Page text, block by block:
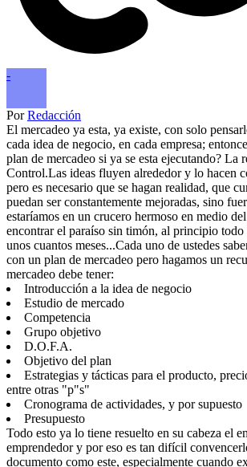
-
PorRedacción
El mercadeo ya esta, ya existe, con solo
cada idea de negocio, en cada empresa;
plan de mercadeo si ya se esta ejecutando? La
Control.Las ideas fluyen alrededor y lo hacen
pero es necesario que se hagan realidad, que
puedan ser constantemente mejoradas, sino
estaríamos en un crucero hermoso en medio
encontrar el paraíso sin timón, al principio todo
unos cuantos meses...Cada uno de ustedes
con un plan de mercadeo pero hagamos un
mercadeo debe tener:
Introducción a la idea de negocio
Estudio de mercado
Competencia
Grupo objetivo
D.O.F.A.
Objetivo del plan
Estrategias y tácticas para el producto,
entre otras "p"s"
Cronograma de actividades, y por supuesto
Presupuesto
Todo esto ya lo tiene resuelto en su cabeza el
emprendedor y por eso es tan difícil
documento como este, especialmente cuando